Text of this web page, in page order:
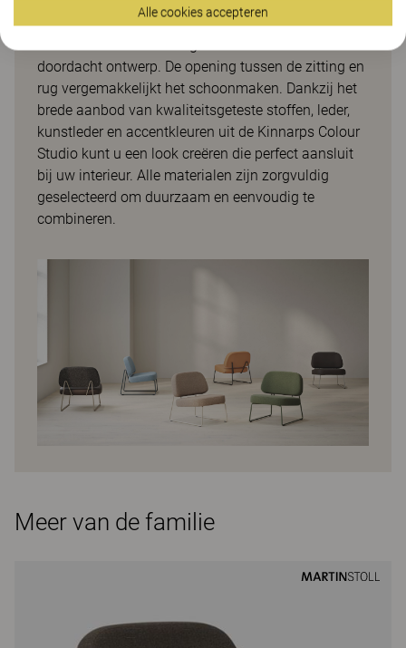
gebogen stalen buizen die zowel de poten als het
doordacht ontwerp. De opening tussen de zitting en
rug vergemakkelijkt het schoonmaken. Dankzij het
brede aanbod van kwaliteitsgeteste stoffen, leder,
kunstleder en accentkleuren uit de Kinnarps Colour
Studio kunt u een look creëren die perfect aansluit
bij uw interieur. Alle materialen zijn zorgvuldig
geselecteerd om duurzaam en eenvoudig te
combineren.
Meer van de familie
Alle cookies accepteren